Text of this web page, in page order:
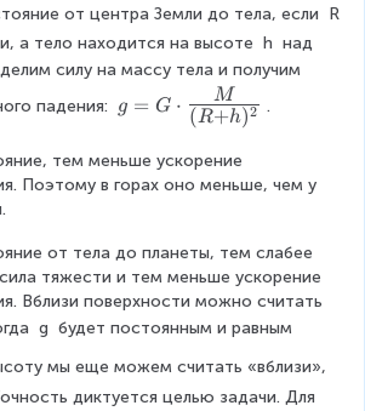
e
\f
r
c
}
_
т
}
от центра Земли до тела, если R
а тело находится на высоте h над
силу на массу тела и получим
падения:
g
=
\
c
\
ar
g
e
\f
g = G ⋅ (R+h)2
M
.
тем меньше ускорение
Поэтому в горах оно меньше, чем у
от тела до планеты, тем слабее
тяжести и тем меньше ускорение
Вблизи поверхности можно считать
g будет постоянным и равным
мы еще можем считать «вблизи»,
диктуется целью задачи. Для